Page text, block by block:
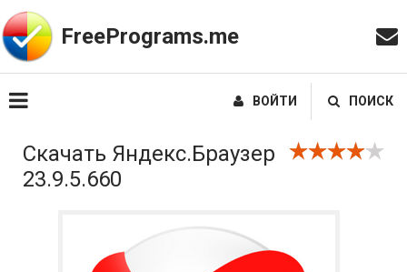
FreePrograms.me
ВОЙТИ ПОИСК
Скачать Яндекс.Браузер
23.9.5.660